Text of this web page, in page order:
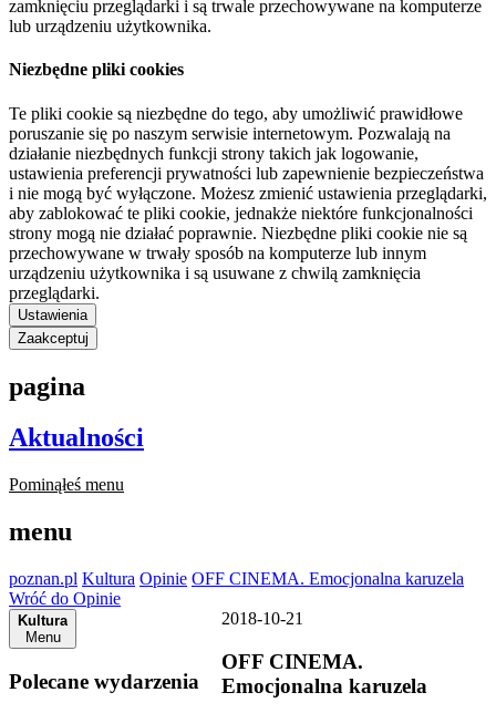
zamknięciu przeglądarki i są trwale przechowywane na komputerze
lub urządzeniu użytkownika.
Niezbędne pliki cookies
Te pliki cookie są niezbędne do tego, aby umożliwić prawidłowe
poruszanie się po naszym serwisie internetowym. Pozwalają na
działanie niezbędnych funkcji strony takich jak logowanie,
ustawienia preferencji prywatności lub zapewnienie bezpieczeństwa
i nie mogą być wyłączone. Możesz zmienić ustawienia przeglądarki,
aby zablokować te pliki cookie, jednakże niektóre funkcjonalności
strony mogą nie działać poprawnie. Niezbędne pliki cookie nie są
przechowywane w trwały sposób na komputerze lub innym
urządzeniu użytkownika i są usuwane z chwilą zamknięcia
przeglądarki.
Ustawienia
Zaakceptuj
pagina
Aktualności
Pominąłeś menu
menu
poznan.pl Kultura Opinie OFF CINEMA. Emocjonalna karuzela
Wróć do Opinie
Kultura
Menu
Polecane wydarzenia
2018-10-21
OFF CINEMA.
Emocjonalna karuzela